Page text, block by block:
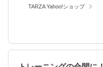
TARZA Yahoo!ショップ